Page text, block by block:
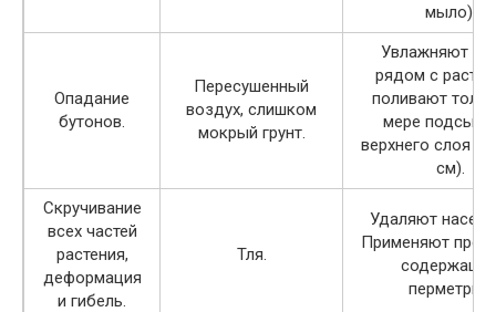
мыло).
Опадание
бутонов.
Пересушенный
воздух, слишком
мокрый грунт.
Увлажняют
рядом с
поливают
мере
верхнего слоя
см).
Скручивание
всех частей
растения,
деформация
и гибель.
Тля.
Удаляют
Применяют
перметрин.